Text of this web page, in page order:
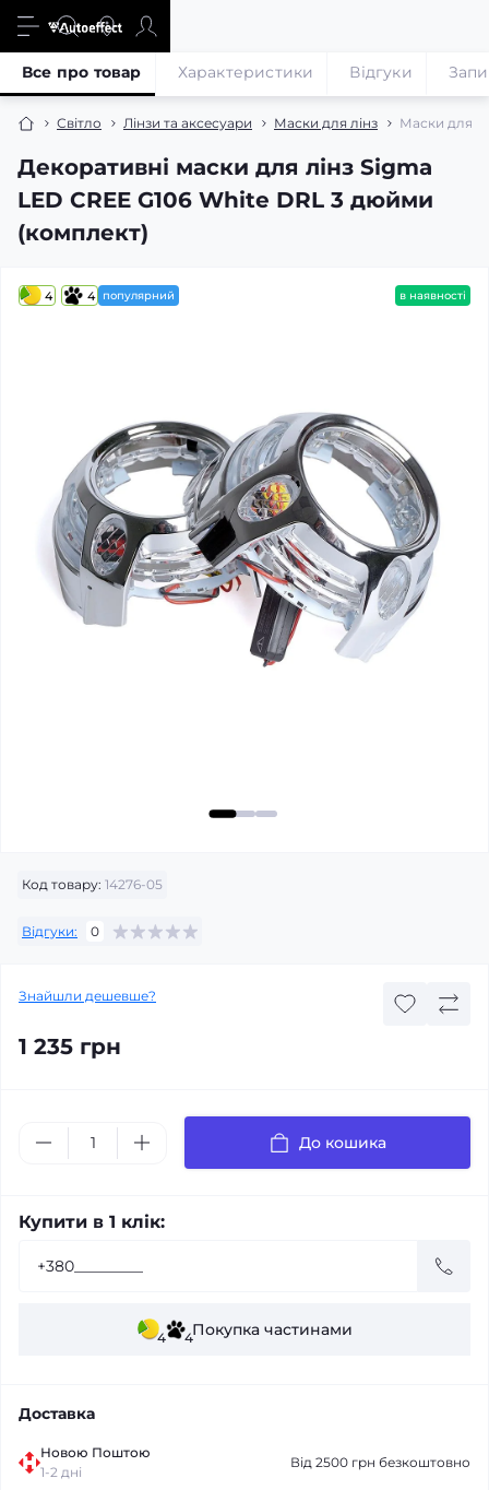
Світло Лінзи та аксесуари Маски для лінз Маски для
Декоративні маски для лінз Sigma
LED CREE G106 White DRL 3 дюйми
(комплект)
Все про товар Характеристики Відгуки
4 4 популярний в наявності
Код товару: 14276-05
Відгуки: 0
Знайшли дешевше?
1 235 грн
До кошика
Купити в 1 клік:
4 4Покупка частинами
Доставка
Новою Поштою
1-2 дні
Від 2500 грн безкоштовно